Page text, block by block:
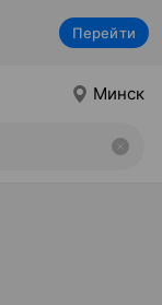
Перейти
Минск